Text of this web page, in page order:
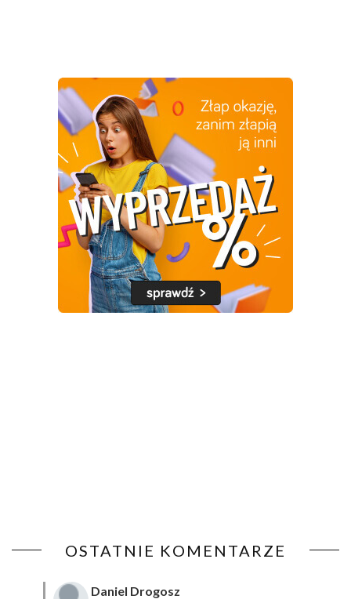
OSTATNIE KOMENTARZE
Daniel Drogosz